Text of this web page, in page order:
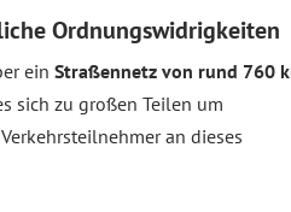
Ordnungswidrigkeiten
ein Straßennetz von rund 760
sich zu großen Teilen um
an dieses